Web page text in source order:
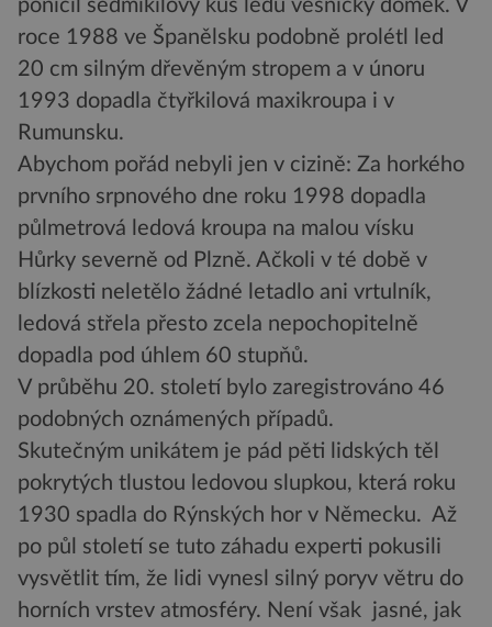
poničil sedmikilový kus ledu vesnický domek. V
roce 1988 ve Španělsku podobně prolétl led
20 cm silným dřevěným stropem a v únoru
1993 dopadla čtyřkilová maxikroupa i v
Rumunsku.
Abychom pořád nebyli jen v cizině: Za horkého
prvního srpnového dne roku 1998 dopadla
půlmetrová ledová kroupa na malou vísku
Hůrky severně od Plzně. Ačkoli v té době v
blízkosti neletělo žádné letadlo ani vrtulník,
ledová střela přesto zcela nepochopitelně
dopadla pod úhlem 60 stupňů.
V průběhu 20. století bylo zaregistrováno 46
podobných oznámených případů.
Skutečným unikátem je pád pěti lidských těl
pokrytých tlustou ledovou slupkou, která roku
1930 spadla do Rýnských hor v Německu. Až
po půl století se tuto záhadu experti pokusili
vysvětlit tím, že lidi vynesl silný poryv větru do
horních vrstev atmosféry. Není však jasné, jak